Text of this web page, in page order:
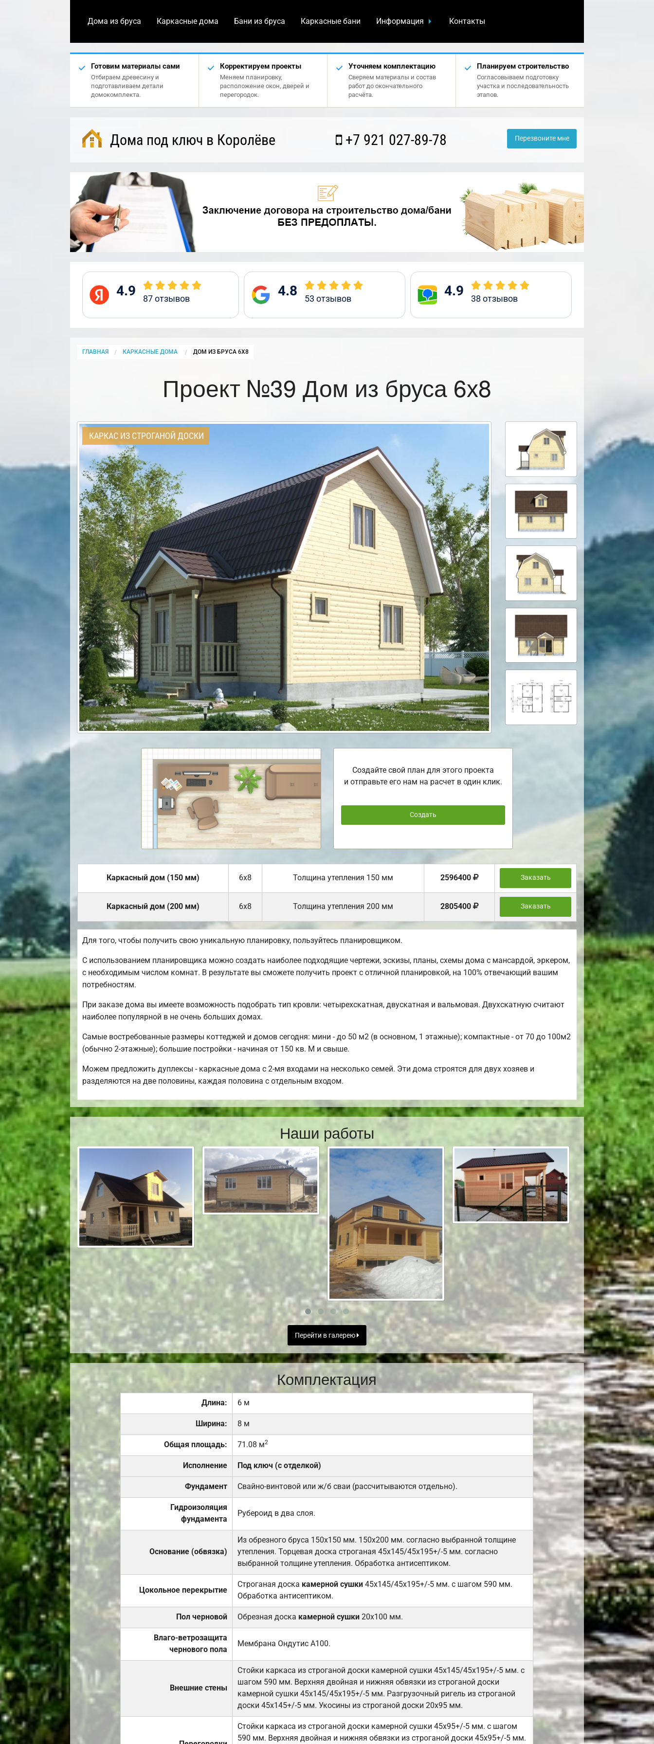
Дома из бруса Каркасные дома Бани из бруса Каркасные бани Информация Контакты
Готовим материалы сами
Отбираем древесину и
подготавливаем детали
домокомплекта.
Корректируем проекты
Меняем планировку,
расположение окон, дверей и
перегородок.
Уточняем комплектацию
Сверяем материалы и состав
работ до окончательного
расчёта.
Планируем строительство
Согласовываем подготовку
участка и последовательность
этапов.
Дома под ключ в Королёве +7 921 027-89-78 Перезвоните мне
4.9 87отзывов 4.8 53 отзывов 4.9 38 отзывов
ГЛАВНАЯ КАРКАСНЫЕ ДОМА CURRENT:
ДОМ ИЗ БРУСА 6Х8
Проект №39 Дом из бруса 6х8
КАРКАС ИЗ СТРОГАНОЙ ДОСКИ
Создайте свой план для этого проекта
и отправьте его нам на расчет в один клик.
Создать
Каркасный дом (150 мм) 6х8 Толщина утепления 150 мм 2596400 Заказать
Каркасный дом (200 мм) 6х8 Толщина утепления 200 мм 2805400 Заказать
Для того, чтобы получить свою уникальную планировку, пользуйтесь планировщиком.
С использованием планировщика можно создать наиболее подходящие чертежи, эскизы, планы, схемы дома с мансардой, эркером,
с необходимым числом комнат. В результате вы сможете получить проект с отличной планировкой, на 100% отвечающий вашим
потребностям.
При заказе дома вы имеете возможность подобрать тип кровли: четырехскатная, двускатная и вальмовая. Двухскатную считают
наиболее популярной в не очень больших домах.
Самые востребованные размеры коттеджей и домов сегодня: мини - до 50 м2 (в основном, 1 этажные); компактные - от 70 до 100м2
(обычно 2-этажные); большие постройки - начиная от 150 кв. М и свыше.
Можем предложить дуплексы - каркасные дома с 2-мя входами на несколько семей. Эти дома строятся для двух хозяев и
разделяются на две половины, каждая половина с отдельным входом.
Наши работы
Перейти в галерею
Комплектация
Длина: 6 м
Ширина: 8 м
Общая площадь: 71.08 м2
Исполнение Под ключ (с отделкой)
Фундамент Свайно-винтовой или ж/б сваи (рассчитываются отдельно).
Гидроизоляция
фундамента
Рубероид в два слоя.
Основание (обвязка)
Из обрезного бруса 150х150 мм. 150х200 мм. согласно выбранной толщине
утепления. Торцевая доска строганая 45х145/45х195+/-5 мм. согласно
выбранной толщине утепления. Обработка антисептиком.
Цокольное перекрытие
Строганая доска камерной сушки 45х145/45х195+/-5 мм. с шагом 590 мм.
Обработка антисептиком.
Пол черновой Обрезная доска камерной сушки20х100 мм.
Влаго-ветрозащита
чернового пола
Мембрана Ондутис А100.
Внешние стены
Стойки каркаса из строганой доски камерной сушки 45х145/45х195+/-5 мм. с
шагом 590 мм. Верхняя двойная и нижняя обвязки из строганой доски
камерной сушки 45х145/45х195+/-5 мм. Разгрузочный ригель из строганой
доски 45х145+/-5 мм. Укосины из строганой доски 20х95 мм.
Стойки каркаса из строганой доски камерной сушки 45х95+/-5 мм. с шагом
590 мм. Верхняя двойная и нижняя обвязки из строганой доски 45х95+/-5 мм.